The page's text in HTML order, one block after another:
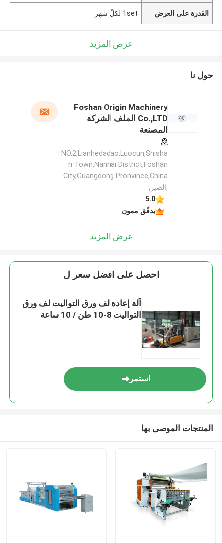
القدرة على العرض 1set لكلّ شهر
عرض المزيد
حول نا
Foshan Origin Machinery
Co.,LTD الملف الشركة
المصنعة
NO.2,Lianhedadao,Luocun,Shisha
n Town,Nanhai District,Foshan
City,Guangdong Pronvince,China
,الصين
5.0
يدقّق ممون
عرض المزيد
احصل على افضل سعر ل
آلة إعادة لف ورق التواليت لف ورق
التواليت 8-10 طن / 10 ساعة
استمر
المنتجات الموصى بها